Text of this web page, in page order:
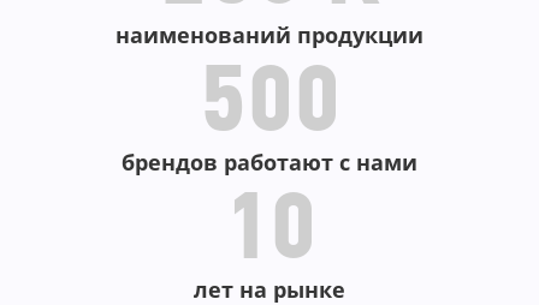
наименований продукции
500
брендов работают с нами
10
лет на рынке